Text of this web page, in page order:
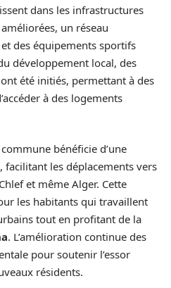
dans les infrastructures
un réseau
des équipements sportifs
développement local, des
été initiés, permettant à des
à des logements
bénéficie d’une
facilitant les déplacements vers
et même Alger. Cette
les habitants qui travaillent
tout en profitant de la
. L’amélioration continue des
pour soutenir l’essor
résidents.